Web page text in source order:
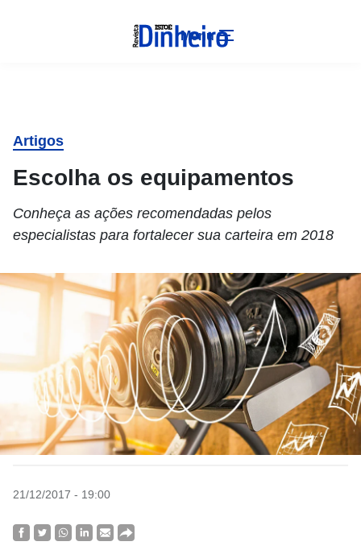
Menu
Artigos
Escolha os equipamentos
Conheça as ações recomendadas pelos
especialistas para fortalecer sua carteira em 2018
21/12/2017 - 19:00